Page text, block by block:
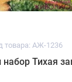
товара: АЖ-1236
Тихая